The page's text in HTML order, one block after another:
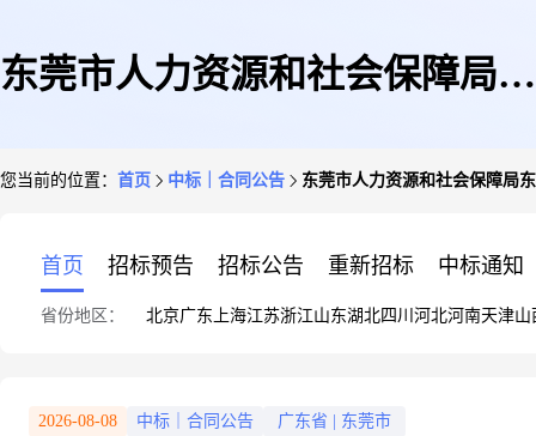
东莞市人力资源和社会保障局东
您当前的位置： 首页 中标｜合同公告 东莞市人力资源和社会保障局
首页 招标预告 招标公告 重新招标 中标通知
省份地区： 北京广东 上海江苏浙江山东湖北四川 河北河南天津山
2026-08-08 中标｜合同公告 广东省 东莞市